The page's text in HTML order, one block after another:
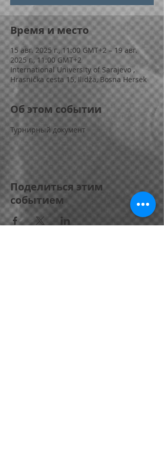
Время и место
15 авг. 2025 г., 11:00 GMT+2 – 19 авг.
2025 г., 11:00 GMT+2
International University of Sarajevo ,
Hrasnička cesta 15, Ilidža, Bosna Hersek
Об этом событии
Турнирный документ
Поделиться этим
событием